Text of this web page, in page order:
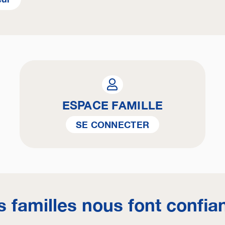
ESPACE FAMILLE
SE CONNECTER
familles nous font